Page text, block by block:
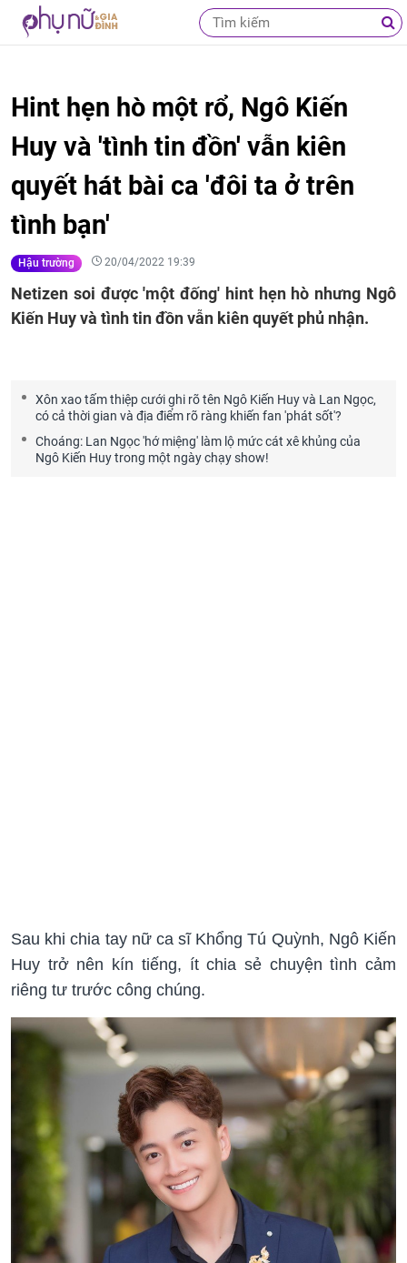
Hint hẹn hò một rổ, Ngô Kiến
Huy và 'tình tin đồn' vẫn kiên
quyết hát bài ca 'đôi ta ở trên
tình bạn'
Hậu trường 20/04/2022 19:39
Netizen soi được 'một đống' hint hẹn hò nhưng Ngô
Kiến Huy và tình tin đồn vẫn kiên quyết phủ nhận.
Xôn xao tấm thiệp cưới ghi rõ tên Ngô Kiến Huy và Lan Ngọc,
có cả thời gian và địa điểm rõ ràng khiến fan 'phát sốt'?
Choáng: Lan Ngọc 'hớ miệng' làm lộ mức cát xê khủng của
Ngô Kiến Huy trong một ngày chạy show!
Sau khi chia tay nữ ca sĩ Khổng Tú Quỳnh, Ngô Kiến
Huy trở nên kín tiếng, ít chia sẻ chuyện tình cảm
riêng tư trước công chúng.